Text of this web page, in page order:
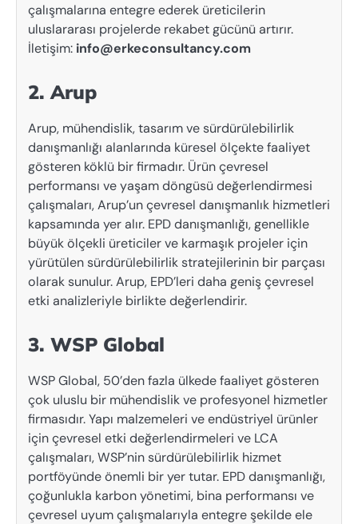
çalışmalarına entegre ederek üreticilerin
uluslararası projelerde rekabet gücünü artırır.
İletişim: info@erkeconsultancy.com
2. Arup
Arup, mühendislik, tasarım ve sürdürülebilirlik
danışmanlığı alanlarında küresel ölçekte faaliyet
gösteren köklü bir firmadır. Ürün çevresel
performansı ve yaşam döngüsü değerlendirmesi
çalışmaları, Arup’un çevresel danışmanlık hizmetleri
kapsamında yer alır. EPD danışmanlığı, genellikle
büyük ölçekli üreticiler ve karmaşık projeler için
yürütülen sürdürülebilirlik stratejilerinin bir parçası
olarak sunulur. Arup, EPD’leri daha geniş çevresel
etki analizleriyle birlikte değerlendirir.
3. WSP Global
WSP Global, 50’den fazla ülkede faaliyet gösteren
çok uluslu bir mühendislik ve profesyonel hizmetler
firmasıdır. Yapı malzemeleri ve endüstriyel ürünler
için çevresel etki değerlendirmeleri ve LCA
çalışmaları, WSP’nin sürdürülebilirlik hizmet
portföyünde önemli bir yer tutar. EPD danışmanlığı,
çoğunlukla karbon yönetimi, bina performansı ve
çevresel uyum çalışmalarıyla entegre şekilde ele